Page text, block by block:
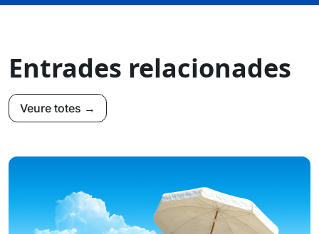
Entrades relacionades
Veure totes →